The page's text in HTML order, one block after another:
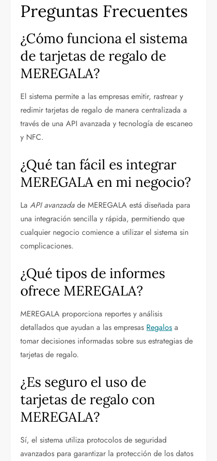
Preguntas Frecuentes
¿Cómo funciona el sistema
de tarjetas de regalo de
MEREGALA?
El sistema permite a las empresas emitir, rastrear y
redimir tarjetas de regalo de manera centralizada a
través de una API avanzada y tecnología de escaneo
y NFC.
¿Qué tan fácil es integrar
MEREGALA en mi negocio?
LaAPI avanzada de MEREGALA está diseñada para
una integración sencilla y rápida, permitiendo que
cualquier negocio comience a utilizar el sistema sin
complicaciones.
¿Qué tipos de informes
ofrece MEREGALA?
MEREGALA proporciona reportes y análisis
detallados que ayudan a las empresas Regalos a
tomar decisiones informadas sobre sus estrategias de
tarjetas de regalo.
¿Es seguro el uso de
tarjetas de regalo con
MEREGALA?
Sí, el sistema utiliza protocolos de seguridad
avanzados para garantizar la protección de los datos